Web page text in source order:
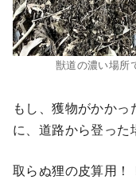
獣道の濃い場所
もし、獲物がかか
に、道路から登った
取らぬ狸の皮算用！